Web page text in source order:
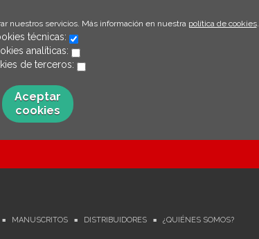
nuestros servicios. Más información en nuestra política de cookies.
técnicas:
analíticas:
de terceros:
Aceptar
cookies
MANUSCRITOS DISTRIBUIDORES ¿QUIÉNES SOMOS?